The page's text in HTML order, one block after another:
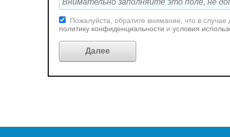
Пожалуйста, обратите внимание, что в
политику конфиденциальности и условия